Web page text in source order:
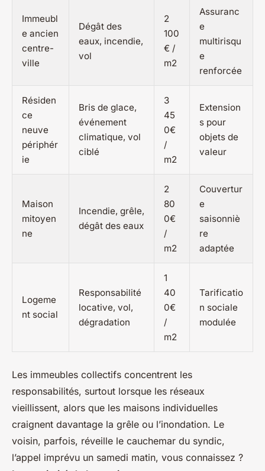
Immeubl
e ancien
centre-
ville
Dégât des
eaux, incendie,
vol
2
100
€ /
m2
Assuranc
e
multirisqu
e
renforcée
Résiden
ce
neuve
périphér
ie
Bris de glace,
événement
climatique, vol
ciblé
3
45
0€
/
m2
Extension
s pour
objets de
valeur
Maison
mitoyen
ne
Incendie, grêle,
dégât des eaux
2
80
0€
/
m2
Couvertur
e
saisonniè
re
adaptée
Logeme
nt social
Responsabilité
locative, vol,
dégradation
1
40
0€
/
m2
Tarificatio
n sociale
modulée
Les immeubles collectifs concentrent les
responsabilités, surtout lorsque les réseaux
vieillissent, alors que les maisons individuelles
craignent davantage la grêle ou l’inondation. Le
voisin, parfois, réveille le cauchemar du syndic,
l’appel imprévu un samedi matin, vous connaissez ?